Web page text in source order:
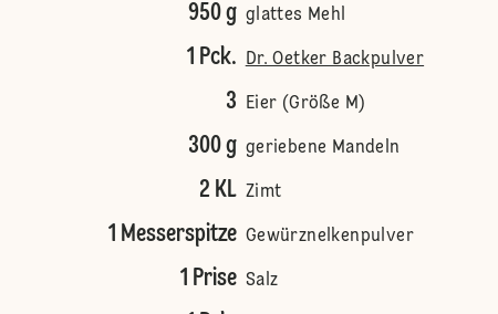
950 g glattes Mehl
1 Pck. Dr. Oetker Backpulver
3 Eier (Größe M)
300 g geriebene Mandeln
2 KL Zimt
1 Messerspitze Gewürznelkenpulver
1 Prise Salz